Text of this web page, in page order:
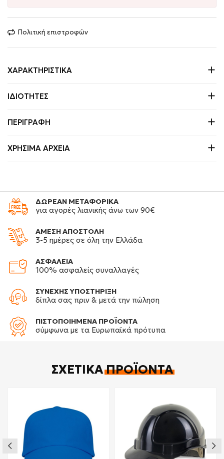
Πολιτική επιστροφών
ΧΑΡΑΚΤΗΡΙΣΤΙΚΆ
ΙΔΙΌΤΗΤΕΣ
ΠΕΡΙΓΡΑΦΉ
ΧΡΉΣΙΜΑ ΑΡΧΕΊΑ
ΔΩΡΕΑΝ ΜΕΤΑΦΟΡΙΚΑ
για αγορές λιανικής άνω των 90€
ΑΜΕΣΗ ΑΠΟΣΤΟΛΗ
3-5 ημέρες σε όλη την Ελλάδα
ΑΣΦΑΛΕΙΑ
100% ασφαλείς συναλλαγές
ΣΥΝΕΧΗΣ ΥΠΟΣΤΗΡΙΞΗ
δίπλα σας πριν & μετά την πώληση
ΠΙΣΤΟΠΟΙΗΜΕΝΑ ΠΡΟΪΟΝΤΑ
σύμφωνα με τα Ευρωπαϊκά πρότυπα
ΣΧΕΤΙΚΆΠΡΟΪΌΝΤΑ